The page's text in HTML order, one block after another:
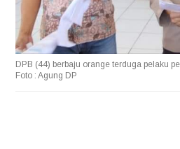
DPB (44) berbaju orange terduga pelaku
Foto : Agung DP